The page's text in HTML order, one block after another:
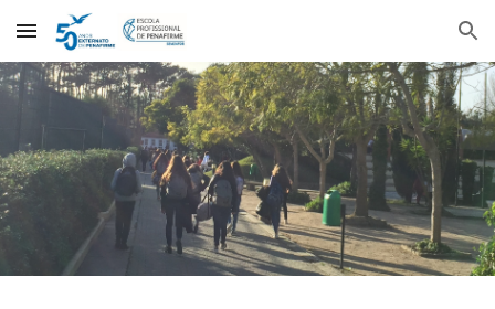
Skip to main content Skip to navigation